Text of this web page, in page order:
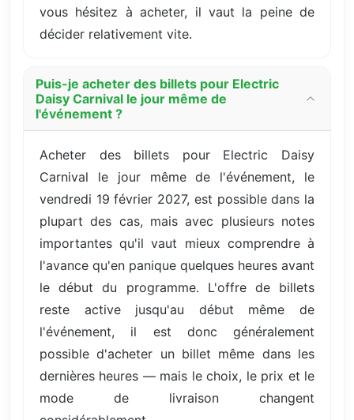
vous hésitez à acheter, il vaut la peine de
décider relativement vite.
Puis-je acheter des billets pour Electric
Daisy Carnival le jour même de
l'événement ?
Acheter des billets pour Electric Daisy
Carnival le jour même de l'événement, le
vendredi 19 février 2027, est possible dans la
plupart des cas, mais avec plusieurs notes
importantes qu'il vaut mieux comprendre à
l'avance qu'en panique quelques heures avant
le début du programme. L'offre de billets
reste active jusqu'au début même de
l'événement, il est donc généralement
possible d'acheter un billet même dans les
dernières heures — mais le choix, le prix et le
mode de livraison changent